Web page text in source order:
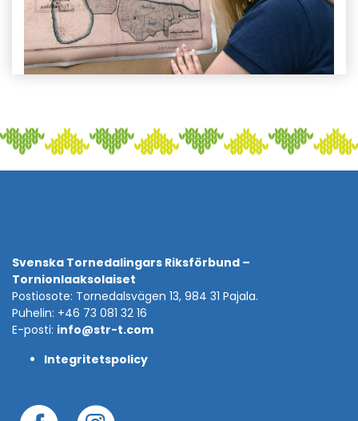
Svenska Tornedalingars Riksförbund –
Tornionlaaksolaiset
Postiosote: Tornedalsvägen 13, 984 31 Pajala.
Puhelin: +46 73 081 32 16
E-posti: info@str-t.com
Integritetspolicy